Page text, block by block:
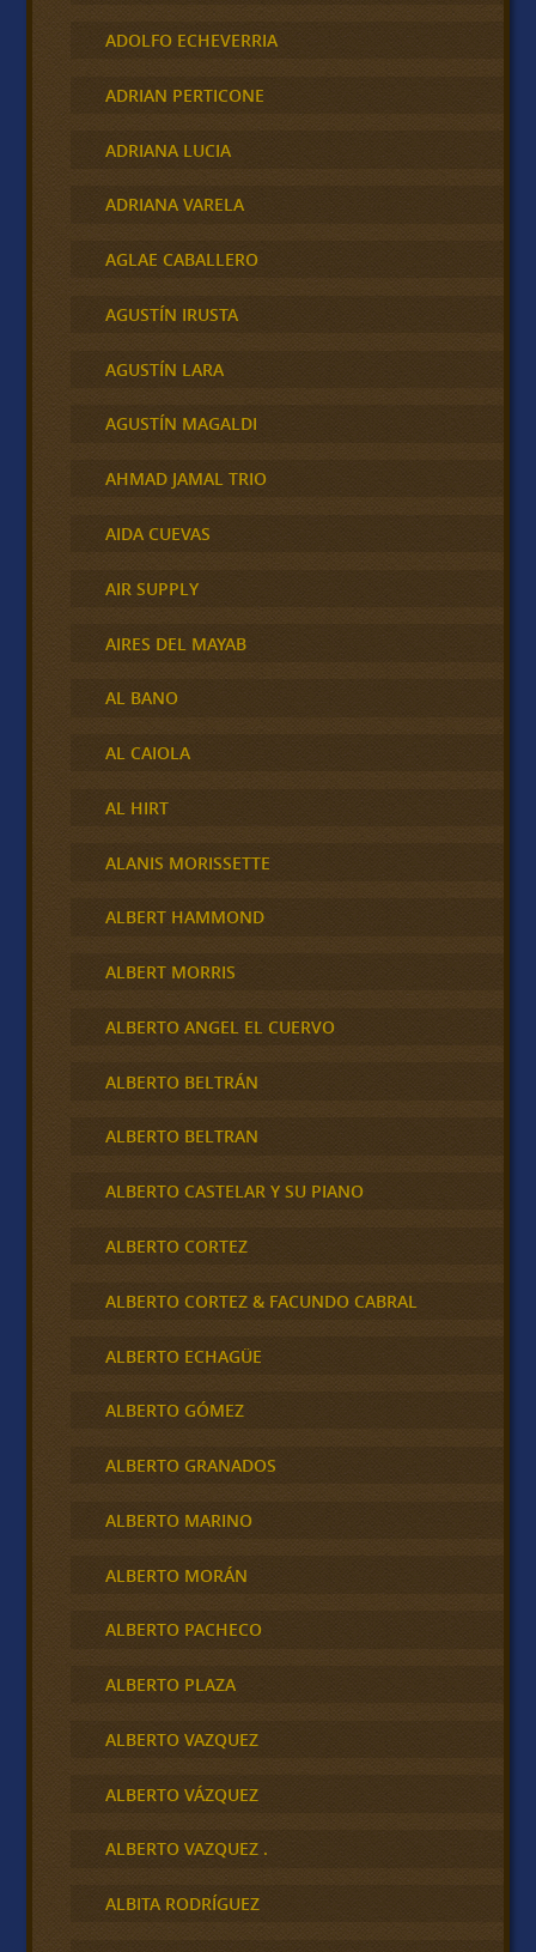
ADOLFO ECHEVERRIA
ADRIAN PERTICONE
ADRIANA LUCIA
ADRIANA VARELA
AGLAE CABALLERO
AGUSTÍN IRUSTA
AGUSTÍN LARA
AGUSTÍN MAGALDI
AHMAD JAMAL TRIO
AIDA CUEVAS
AIR SUPPLY
AIRES DEL MAYAB
AL BANO
AL CAIOLA
AL HIRT
ALANIS MORISSETTE
ALBERT HAMMOND
ALBERT MORRIS
ALBERTO ANGEL EL CUERVO
ALBERTO BELTRÁN
ALBERTO BELTRAN
ALBERTO CASTELAR Y SU PIANO
ALBERTO CORTEZ
ALBERTO CORTEZ & FACUNDO CABRAL
ALBERTO ECHAGÜE
ALBERTO GÓMEZ
ALBERTO GRANADOS
ALBERTO MARINO
ALBERTO MORÁN
ALBERTO PACHECO
ALBERTO PLAZA
ALBERTO VAZQUEZ
ALBERTO VÁZQUEZ
ALBERTO VAZQUEZ .
ALBITA RODRÍGUEZ